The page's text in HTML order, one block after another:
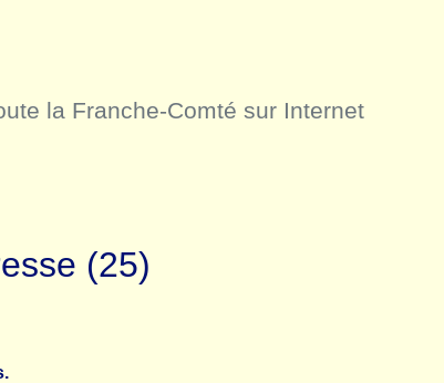
la Franche-Comté sur Internet
(25)